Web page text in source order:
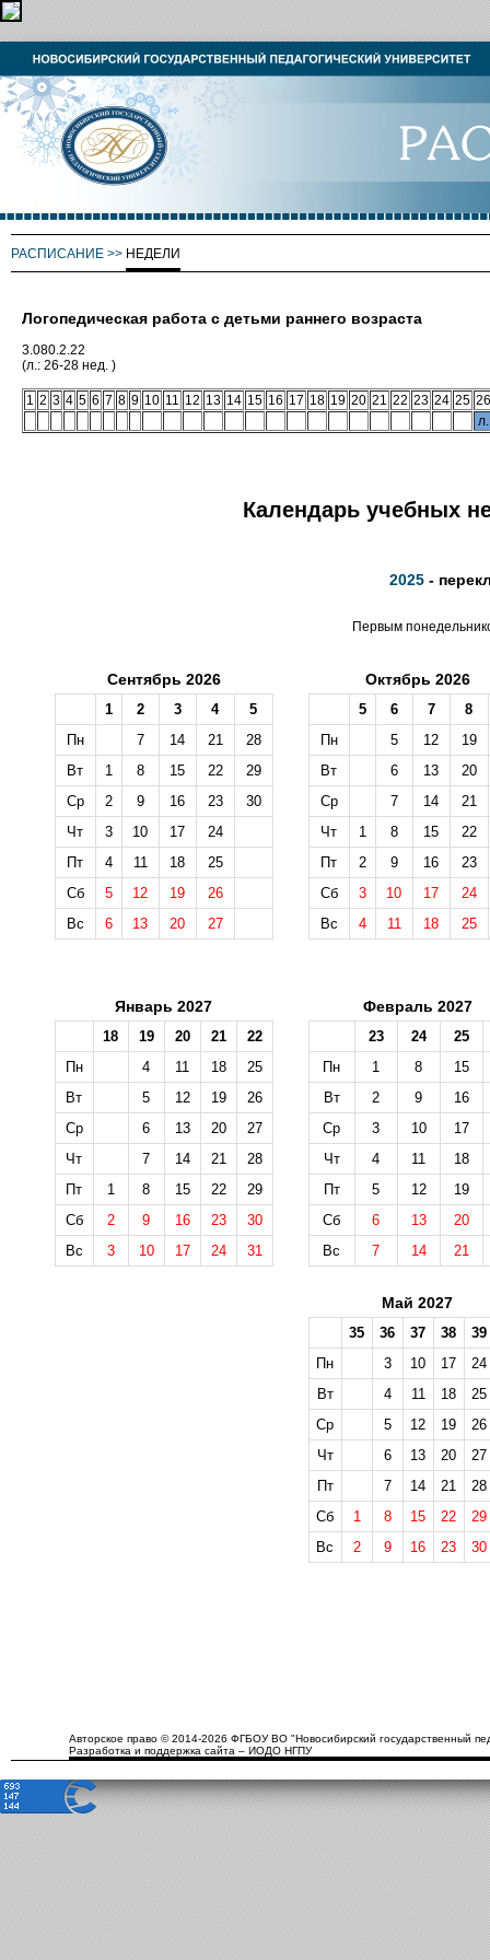
РАСПИСАНИЕ >> НЕДЕЛИ
Логопедическая работа с детьми раннего возраста
3.080.2.22
(л.: 26-28 нед. )
1 2 3 4 5 6 7 8 9 10 11 12 13 14 15 16 17 18 19 20 21 22 23 24 25 26
л.
Календарь учебных
2025 -
Первым
Сентябрь 2026
1 2 3 4
5
Пн
7 14 21
28
Вт
1 8 15 22
29
Ср
2 9 16 23
30
Чт
3 10 17
24
Пт
4 11 18
25
Сб
5 12 19
26
Вс
6 13 20 27
Октябрь 2026
5 6 7
8
Пн
5 12
19
Вт
6 13
20
Ср
7 14
21
Чт
1 8 15
22
Пт
2 9 16
23
Сб
3 10 17
24
Вс
4 11 18 25
Январь 2027
18 19 20 21
22
Пн
4 11 18
25
Вт
5 12 19
26
Ср
6 13 20
27
Чт
7 14 21
28
Пт
1 8 15 22
29
Сб
2 9 16 23
30
Вс
3 10 17 24 31
Февраль 2027
23 24
25
Пн
1 8
15
Вт
2 9
16
Ср
3 10
17
Чт
4 11
18
Пт
5 12
19
Сб
6 13
20
Вс
7 14 21
Май 2027
35 36 37 38
39
Пн
3 10 17
24
Вт
4 11 18
25
Ср
5 12 19
26
Чт
6 13 20
27
Пт
7 14 21
28
Сб
1 8 15 22
29
Вс
2 9 16 23 30
Авторское право © 2014-2026 ФГБОУ ВО "Новосибирский государственный
Разработка и поддержка сайта – ИОДО НГПУ